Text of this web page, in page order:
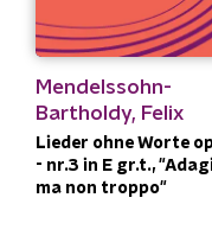
Mendelssohn-
Bartholdy, Felix
Lieder ohne Worte
- nr.3 in E gr.t.,
ma non troppo"